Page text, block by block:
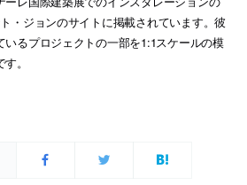
・ジョンのサイトに掲載されています。彼
いるプロジェクトの一部を1:1スケールの模
。